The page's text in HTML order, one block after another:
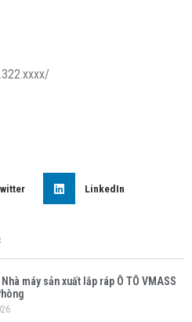
LinkedIn
máy sản xuất lắp ráp Ô TÔ VMASS